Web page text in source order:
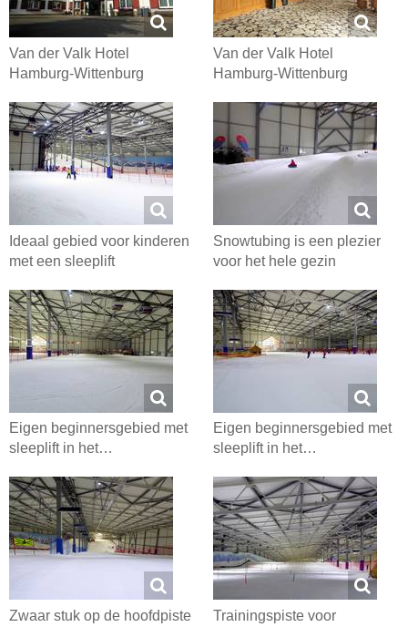
Van der Valk Hotel
Hamburg-Wittenburg
Van der Valk Hotel
Hamburg-Wittenburg
Ideaal gebied voor kinderen
met een sleeplift
Snowtubing is een plezier
voor het hele gezin
Eigen beginnersgebied met
sleeplift in het…
Eigen beginnersgebied met
sleeplift in het…
Zwaar stuk op de hoofdpiste
Trainingspiste voor